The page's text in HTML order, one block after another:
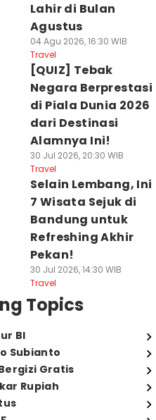
Lahir di Bulan
Agustus
04 Agu 2026, 16:30 WIB
Travel
[QUIZ] Tebak
Negara Berprestasi
di Piala Dunia 2026
dari Destinasi
Alamnya Ini!
30 Jul 2026, 20:30 WIB
Travel
Selain Lembang, Ini
7 Wisata Sejuk di
Bandung untuk
Refreshing Akhir
Pekan!
30 Jul 2026, 14:30 WIB
Travel
Topics
BI
Subianto
Gratis
Rupiah